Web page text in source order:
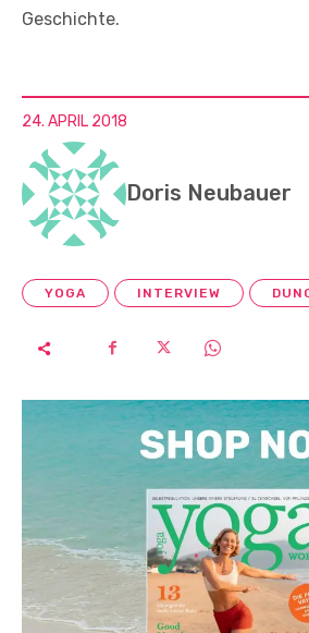
Geschichte.
24. APRIL 2018
Doris Neubauer
YOGA INTERVIEW